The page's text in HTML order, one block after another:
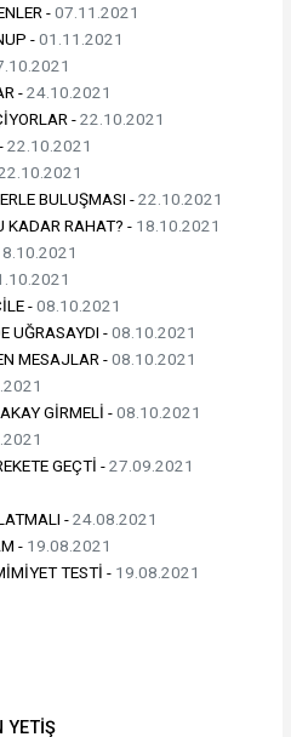
-07.11.2021
-01.11.2021
-24.10.2021
-22.10.2021
22.10.2021
BULUŞMASI -22.10.2021
KADAR RAHAT? - 18.10.2021
-08.10.2021
UĞRASAYDI -08.10.2021
MESAJLAR -08.10.2021
GİRMELİ -08.10.2021
GEÇTİ -27.09.2021
-24.08.2021
- 19.08.2021
TESTİ - 19.08.2021
YETİŞ